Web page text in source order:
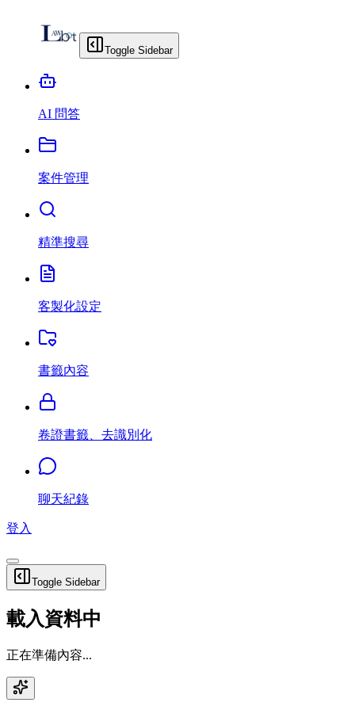
Toggle Sidebar
AI 問答
案件管理
精準搜尋
客製化設定
書籤內容
卷證書籤、去識別化
聊天紀錄
登入
Toggle Sidebar
載入資料中
正在準備內容...